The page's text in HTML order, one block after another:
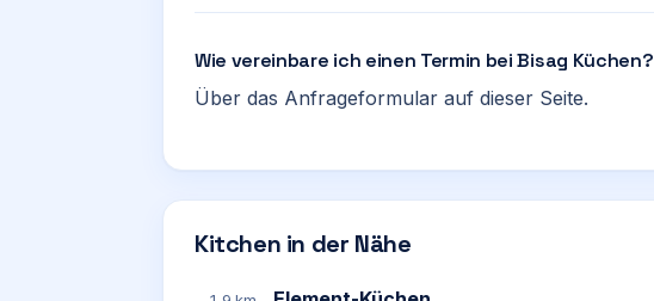
Wie vereinbare ich einen Termin bei Bisag Küchen?
Über das Anfrageformular auf dieser Seite.
Kitchen in der Nähe